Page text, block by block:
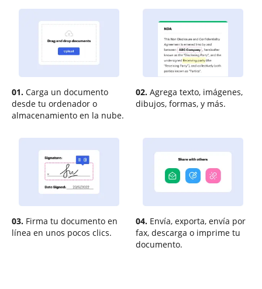
01. Carga un documento
desde tu ordenador o
almacenamiento en la nube.
02. Agrega texto, imágenes,
dibujos, formas, y más.
03. Firma tu documento en
línea en unos pocos clics.
04. Envía, exporta, envía por
fax, descarga o imprime tu
documento.